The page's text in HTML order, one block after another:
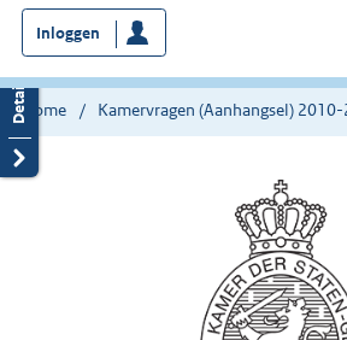
bent
nu
hier:
Inloggen
Home Kamervragen (Aanhangsel)